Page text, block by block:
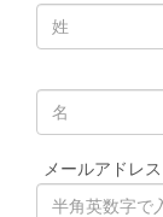
メールアドレス